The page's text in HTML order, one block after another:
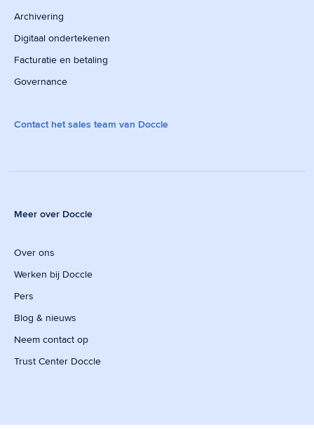
Archivering
Digitaal ondertekenen
Facturatie en betaling
Governance
Contact het sales team van Doccle
Meer over Doccle
Over ons
Werken bij Doccle
Pers
Blog & nieuws
Neem contact op
Trust Center Doccle